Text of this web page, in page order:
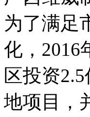
为了满足
化，2016
区投资
地项目，